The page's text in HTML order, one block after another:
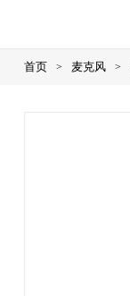
首页 > 麦克风 >